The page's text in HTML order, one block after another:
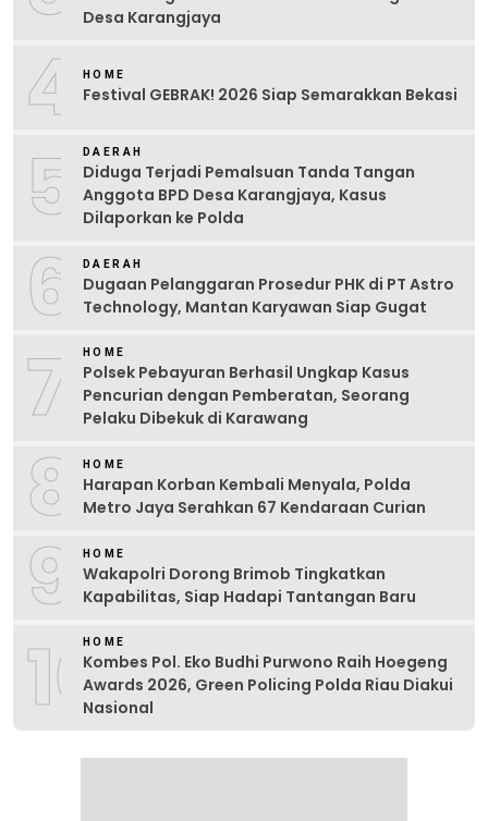
Desa Karangjaya
4 HOME
Festival GEBRAK! 2026 Siap Semarakkan Bekasi
5 DAERAH
Diduga Terjadi Pemalsuan Tanda Tangan
Anggota BPD Desa Karangjaya, Kasus
Dilaporkan ke Polda
6 DAERAH
Dugaan Pelanggaran Prosedur PHK di PT Astro
Technology, Mantan Karyawan Siap Gugat
7 HOME
Polsek Pebayuran Berhasil Ungkap Kasus
Pencurian dengan Pemberatan, Seorang
Pelaku Dibekuk di Karawang
8 HOME
Harapan Korban Kembali Menyala, Polda
Metro Jaya Serahkan 67 Kendaraan Curian
9 HOME
Wakapolri Dorong Brimob Tingkatkan
Kapabilitas, Siap Hadapi Tantangan Baru
10HOME
Kombes Pol. Eko Budhi Purwono Raih Hoegeng
Awards 2026, Green Policing Polda Riau Diakui
Nasional